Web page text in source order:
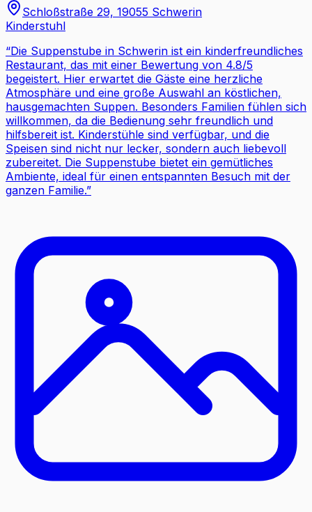
Schloßstraße 29, 19055 Schwerin
Kinderstuhl
“Die Suppenstube in Schwerin ist ein kinderfreundliches
Restaurant, das mit einer Bewertung von 4.8/5
begeistert. Hier erwartet die Gäste eine herzliche
Atmosphäre und eine große Auswahl an köstlichen,
hausgemachten Suppen. Besonders Familien fühlen sich
willkommen, da die Bedienung sehr freundlich und
hilfsbereit ist. Kinderstühle sind verfügbar, und die
Speisen sind nicht nur lecker, sondern auch liebevoll
zubereitet. Die Suppenstube bietet ein gemütliches
Ambiente, ideal für einen entspannten Besuch mit der
ganzen Familie.”